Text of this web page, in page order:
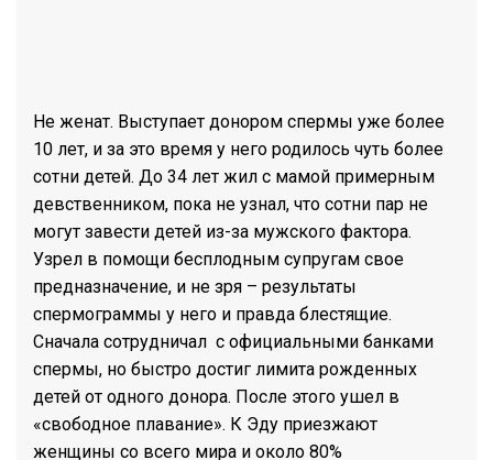
Не женат. Выступает донором спермы уже более
10 лет, и за это время у него родилось чуть более
сотни детей. До 34 лет жил с мамой примерным
девственником, пока не узнал, что сотни пар не
могут завести детей из-за мужского фактора.
Узрел в помощи бесплодным супругам свое
предназначение, и не зря – результаты
спермограммы у него и правда блестящие.
Сначала сотрудничал с официальными банками
спермы, но быстро достиг лимита рожденных
детей от одного донора. После этого ушел в
«свободное плавание». К Эду приезжают
женщины со всего мира и около 80%